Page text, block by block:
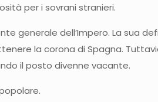
per i sovrani stranieri.
generale dell’Impero. La sua
la corona di Spagna.
il posto divenne vacante.